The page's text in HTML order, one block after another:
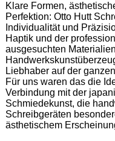
Klare Formen,
Perfektion: Otto Hutt
Individualität und
Haptik und der
ausgesuchten
Liebhaber auf der
Für uns waren das die
Verbindung mit der
Schmiedekunst, die
Schreibgeräten
ästhetischem